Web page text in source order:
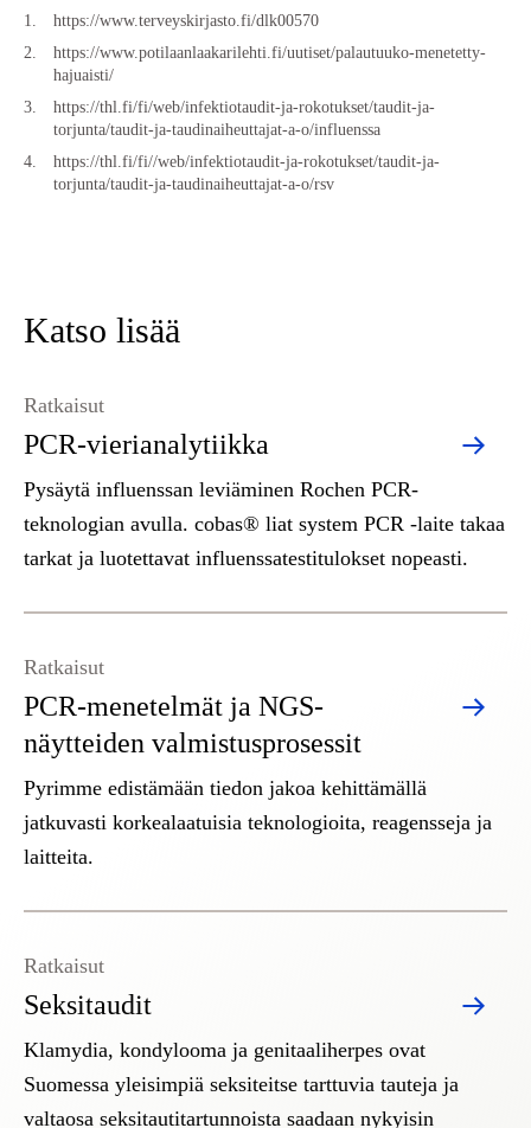
https://www.terveyskirjasto.fi/dlk00570
https://www.potilaanlaakarilehti.fi/uutiset/palautuuko-menetetty-
hajuaisti/
https://thl.fi/fi/web/infektiotaudit-ja-rokotukset/taudit-ja-
torjunta/taudit-ja-taudinaiheuttajat-a-o/influenssa
https://thl.fi/fi//web/infektiotaudit-ja-rokotukset/taudit-ja-
torjunta/taudit-ja-taudinaiheuttajat-a-o/rsv
Katso lisää
PCR-vierianalytiikka
Ratkaisut
Pysäytä influenssan leviäminen Rochen PCR-
teknologian avulla. cobas® liat system PCR -laite takaa
tarkat ja luotettavat influenssatestitulokset nopeasti.
PCR-menetelmät ja NGS-
näytteiden valmistusprosessit
Ratkaisut
Pyrimme edistämään tiedon jakoa kehittämällä
jatkuvasti korkealaatuisia teknologioita, reagensseja ja
laitteita.
Seksitaudit
Ratkaisut
Klamydia, kondylooma ja genitaaliherpes ovat
Suomessa yleisimpiä seksiteitse tarttuvia tauteja ja
valtaosa seksitautitartunnoista saadaan nykyisin